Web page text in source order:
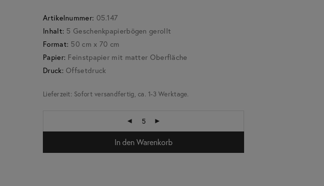
Artikelnummer: 05.147
Inhalt: 5 Geschenkpapierbögen gerollt
Format: 50 cm x 70 cm
Papier: Feinstpapier mit matter Oberfläche
Druck: Offsetdruck
Lieferzeit: Sofort versandfertig, ca. 1-3 Werktage.
In den Warenkorb